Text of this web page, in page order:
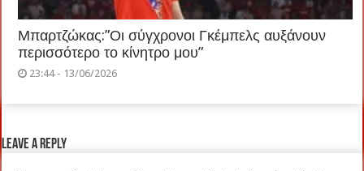
Μπαρτζώκας:”Οι σύγχρονοι Γκέμπελς αυξάνουν
περισσότερο το κίνητρο μου”
23:44 - 13/06/2026
Leave a Reply